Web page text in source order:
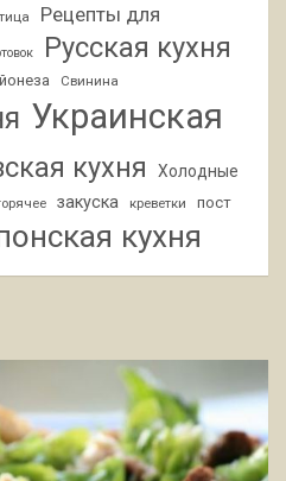
Рецепты для
Русская кухня
Свинина
Украинская
кухня
Холодные
закуска креветки пост
кухня